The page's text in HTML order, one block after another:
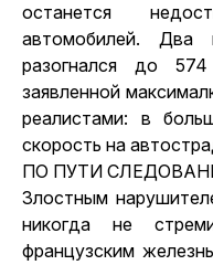
останется
автомобилей. Два
разогнался до
заявленной
реалистами: в
скорость на
ПО ПУТИ
Злостным
никогда не
французским